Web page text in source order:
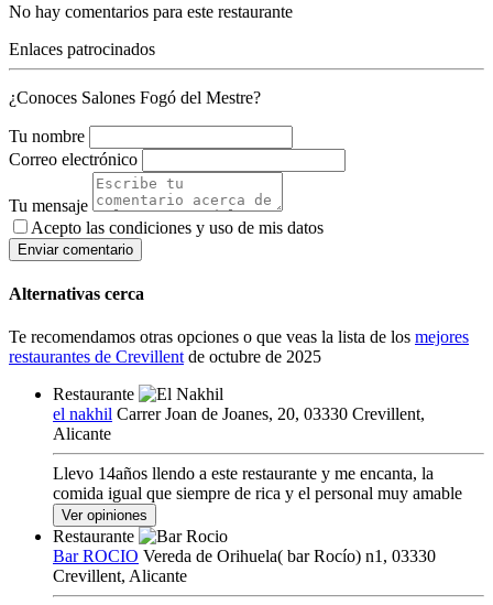
No hay comentarios para este restaurante
Enlaces patrocinados
¿Conoces Salones Fogó del Mestre?
Tu nombre
Correo electrónico
Tu mensaje
Acepto las condiciones y uso de mis datos
Enviar comentario
Alternativas cerca
Te recomendamos otras opciones o que veas la lista de los mejores
restaurantes de Crevillent de octubre de 2025
Restaurante
el nakhil Carrer Joan de Joanes, 20, 03330 Crevillent,
Alicante
Llevo 14años llendo a este restaurante y me encanta, la
comida igual que siempre de rica y el personal muy amable
Ver opiniones
Restaurante
Bar ROCIO Vereda de Orihuela( bar Rocío) n1, 03330
Crevillent, Alicante